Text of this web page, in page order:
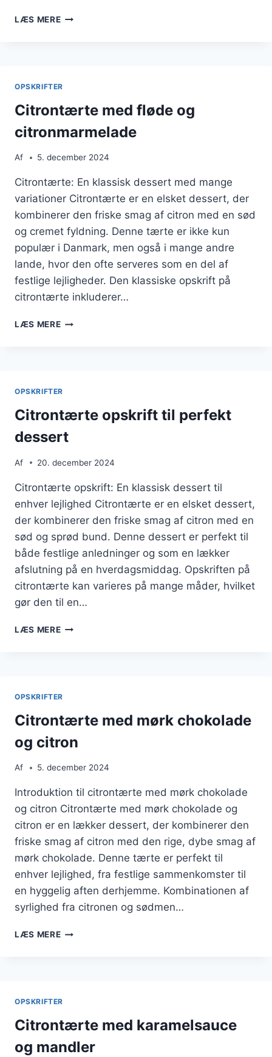
LÆS MERECITRONTÆRTE
OPSKRIFTER
Citrontærte med fløde og
citronmarmelade
Af 5. december 2024
Citrontærte: En klassisk dessert med mange
variationer Citrontærte er en elsket dessert, der
kombinerer den friske smag af citron med en sød
og cremet fyldning. Denne tærte er ikke kun
populær i Danmark, men også i mange andre
lande, hvor den ofte serveres som en del af
festlige lejligheder. Den klassiske opskrift på
citrontærte inkluderer…
LÆS MERECITRONTÆRTE
OPSKRIFTER
Citrontærte opskrift til perfekt
dessert
Af 20. december 2024
Citrontærte opskrift: En klassisk dessert til
enhver lejlighed Citrontærte er en elsket dessert,
der kombinerer den friske smag af citron med en
sød og sprød bund. Denne dessert er perfekt til
både festlige anledninger og som en lækker
afslutning på en hverdagsmiddag. Opskriften på
citrontærte kan varieres på mange måder, hvilket
gør den til en…
LÆS MERECITRONTÆRTE
OPSKRIFTER
Citrontærte med mørk chokolade
og citron
Af 5. december 2024
Introduktion til citrontærte med mørk chokolade
og citron Citrontærte med mørk chokolade og
citron er en lækker dessert, der kombinerer den
friske smag af citron med den rige, dybe smag af
mørk chokolade. Denne tærte er perfekt til
enhver lejlighed, fra festlige sammenkomster til
en hyggelig aften derhjemme. Kombinationen af
syrlighed fra citronen og sødmen…
LÆS MERECITRONTÆRTE
OPSKRIFTER
Citrontærte med karamelsauce
og mandler